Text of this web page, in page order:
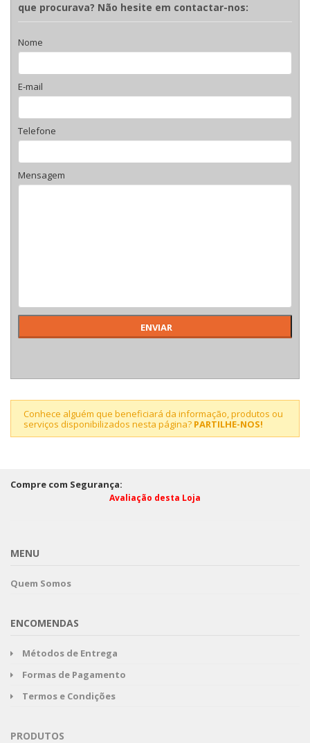
que procurava? Não hesite em contactar-nos:
Nome
E-mail
Telefone
Mensagem
Conhece alguém que beneficiará da informação, produtos ou
serviços disponibilizados nesta página? PARTILHE-NOS!
Compre com Segurança:
Avaliação desta Loja
MENU
Quem Somos
ENCOMENDAS
Métodos de Entrega
Formas de Pagamento
Termos e Condições
PRODUTOS